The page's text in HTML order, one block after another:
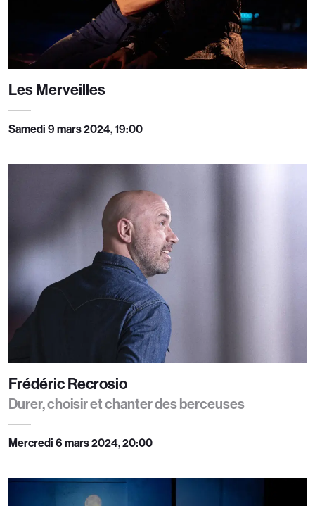
Les Merveilles
Samedi 9 mars 2024, 19:00
Frédéric Recrosio
Durer, choisir et chanter des berceuses
Mercredi 6 mars 2024, 20:00